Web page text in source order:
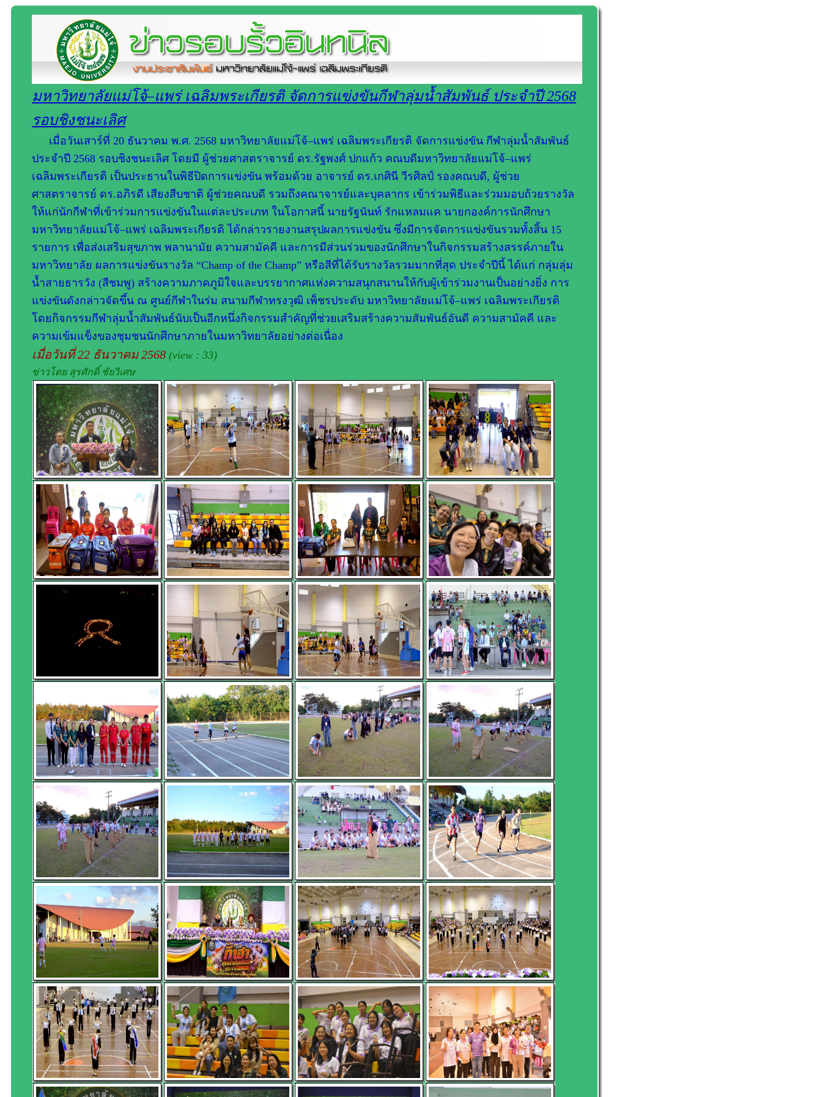
มหาวิทยาลัยแม่โจ้–แพร่ เฉลิมพระเกียรติ จัดการแข่งขันกีฬาลุ่มน้ำสัมพันธ์ ประจำปี 2568
รอบชิงชนะเลิศ
เมื่อวันเสาร์ที่ 20 ธันวาคม พ.ศ. 2568 มหาวิทยาลัยแม่โจ้–แพร่ เฉลิมพระเกียรติ จัดการแข่งขัน กีฬาลุ่มน้ำสัมพันธ์
ประจำปี 2568 รอบชิงชนะเลิศ โดยมี ผู้ช่วยศาสตราจารย์ ดร.รัฐพงศ์ ปกแก้ว คณบดีมหาวิทยาลัยแม่โจ้–แพร่
เฉลิมพระเกียรติ เป็นประธานในพิธีปิดการแข่งขัน พร้อมด้วย อาจารย์ ดร.เกศินี วีรศิลป์ รองคณบดี, ผู้ช่วย
ศาสตราจารย์ ดร.อภิรดี เสียงสืบชาติ ผู้ช่วยคณบดี รวมถึงคณาจารย์และบุคลากร เข้าร่วมพิธีและร่วมมอบถ้วยรางวัล
ให้แก่นักกีฬาที่เข้าร่วมการแข่งขันในแต่ละประเภท ในโอกาสนี้ นายรัฐนันท์ รักแหลมแค นายกองค์การนักศึกษา
มหาวิทยาลัยแม่โจ้–แพร่ เฉลิมพระเกียรติ ได้กล่าวรายงานสรุปผลการแข่งขัน ซึ่งมีการจัดการแข่งขันรวมทั้งสิ้น 15
รายการ เพื่อส่งเสริมสุขภาพ พลานามัย ความสามัคคี และการมีส่วนร่วมของนักศึกษาในกิจกรรมสร้างสรรค์ภายใน
มหาวิทยาลัย ผลการแข่งขันรางวัล “Champ of the Champ” หรือสีที่ได้รับรางวัลรวมมากที่สุด ประจำปีนี้ ได้แก่ กลุ่มลุ่ม
น้ำสายธารวัง (สีชมพู) สร้างความภาคภูมิใจและบรรยากาศแห่งความสนุกสนานให้กับผู้เข้าร่วมงานเป็นอย่างยิ่ง การ
แข่งขันดังกล่าวจัดขึ้น ณ ศูนย์กีฬาในร่ม สนามกีฬาทรงวุฒิ เพ็ชรประดับ มหาวิทยาลัยแม่โจ้–แพร่ เฉลิมพระเกียรติ
โดยกิจกรรมกีฬาลุ่มน้ำสัมพันธ์นับเป็นอีกหนึ่งกิจกรรมสำคัญที่ช่วยเสริมสร้างความสัมพันธ์อันดี ความสามัคคี และ
ความเข้มแข็งของชุมชนนักศึกษาภายในมหาวิทยาลัยอย่างต่อเนื่อง
เมื่อวันที่ 22 ธันวาคม 2568 (view : 33)
ข่าวโดย สุรศักดิ์ ชัยวิเศษ